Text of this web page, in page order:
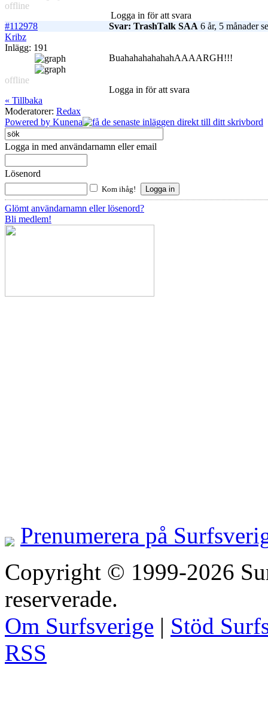
offline
Logga in för att svara
#112978
Svar: TrashTalk SAA 6 år, 5 månader
Kribz
Inlägg: 191
offline
BuahahahahahahAAAARGH!!!
Logga in för att svara
« Tillbaka
Moderatorer: Redax
Powered by Kunena
Logga in med användarnamn eller email
Lösenord
Kom ihåg!
Glömt användarnamn eller lösenord?
Bli medlem!
Prenumerera på
Copyright © 1999-2026
reserverade.
Om Surfsverige | Stöd
RSS